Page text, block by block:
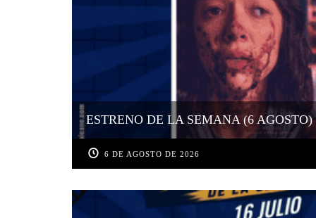
ESTRENO DE LA SEMANA (6 AGOSTO)
6 DE AGOSTO DE 2026